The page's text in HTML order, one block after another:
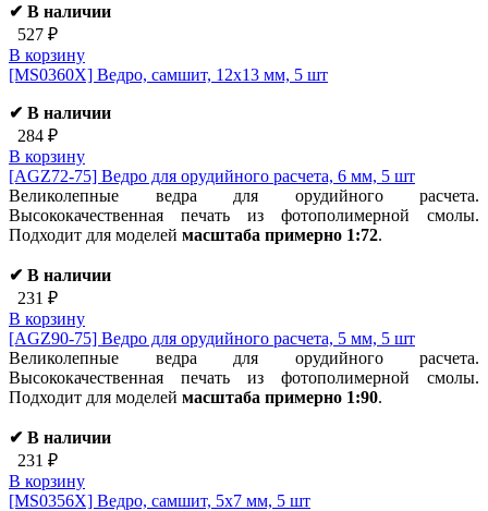
✔ В наличии
527 ₽
В корзину
[MS0360X] Ведро, самшит, 12х13 мм, 5 шт
✔ В наличии
284 ₽
В корзину
[AGZ72-75] Ведро для орудийного расчета, 6 мм, 5 шт
Великолепные ведра для орудийного расчета.
Высококачественная печать из фотополимерной смолы.
Подходит для моделей масштаба примерно 1:72.
✔ В наличии
231 ₽
В корзину
[AGZ90-75] Ведро для орудийного расчета, 5 мм, 5 шт
Великолепные ведра для орудийного расчета.
Высококачественная печать из фотополимерной смолы.
Подходит для моделей масштаба примерно 1:90.
✔ В наличии
231 ₽
В корзину
[MS0356X] Ведро, самшит, 5х7 мм, 5 шт